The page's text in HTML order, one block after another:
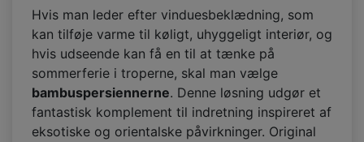
Hvis man leder efter vinduesbeklædning, som
kan tilføje varme til køligt, uhyggeligt interiør, og
hvis udseende kan få en til at tænke på
sommerferie i troperne, skal man vælge
bambuspersiennerne. Denne løsning udgør et
fantastisk komplement til indretning inspireret af
eksotiske og orientalske påvirkninger. Original